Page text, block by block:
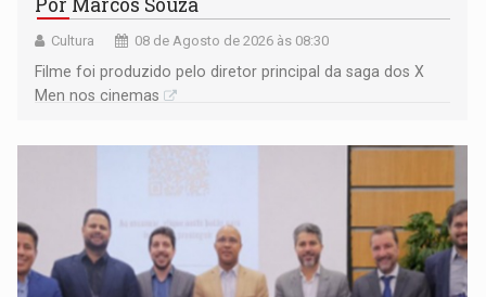
Por Marcos Souza
Cultura 08 de Agosto de 2026 às 08:30
Filme foi produzido pelo diretor principal da saga dos X
Men nos cinemas